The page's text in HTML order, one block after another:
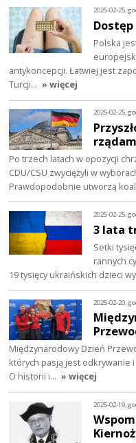
2025-02-25,
Polska
antykoncepcji. Łatwiej jest
Turcji… » więcej
2025-02-25,
Po trzech latach w opozycji
CDU/CSU zwyciężyli w
Prawdopodobnie utworzą
2025-02-25,
3 lata
Setki
rannych
19 tysięcy ukraińskich dzieci
2025-02-20,
Międzynarodowy Dzień
których pasją jest odkrywanie
O historii i… » więcej
2025-02-19,